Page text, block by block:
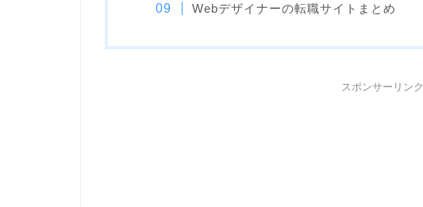
Webデザイナーの転職サイトまとめ
スポンサーリンク